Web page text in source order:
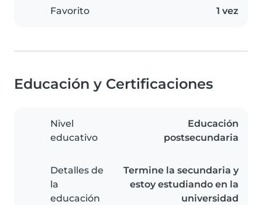
Favorito 1 vez
Educación y Certificaciones
Nivel
educativo
Educación
postsecundaria
Detalles de
la
educación
Termine la secundaria y
estoy estudiando en la
universidad